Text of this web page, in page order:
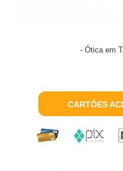
- Ótica em
CARTÕES